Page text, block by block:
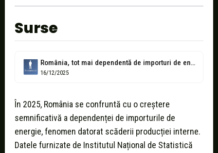
Surse
România, tot mai dependentă de importuri de energie în 2025: ce riscuri...
16/12/2025
În 2025, România se confruntă cu o creștere
semnificativă a dependenței de importurile de
energie, fenomen datorat scăderii producției interne.
Datele furnizate de Institutul Național de Statistică